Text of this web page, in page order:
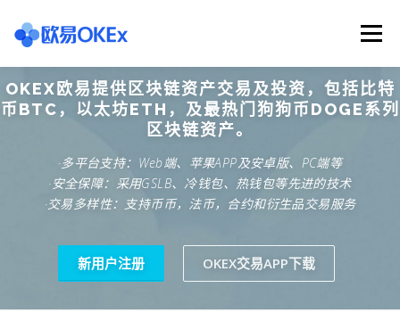
content
Menu
欧意交易所 关于欧意OKX 欧意APP下载
欧意注册网址 欧意交易下载 欧意团队
OKEX欧易提供区块链资产交易及投资，包括比特
币BTC，以太坊ETH，及最热门狗狗币DOGE系列
区块链资产。
·多平台支持：Web端、苹果APP及安卓版、PC端等
·安全保障：采用GSLB、冷钱包、热钱包等先进的技术
·交易多样性：支持币币，法币，合约和衍生品交易服务
新用户注册 OKEX交易APP下载